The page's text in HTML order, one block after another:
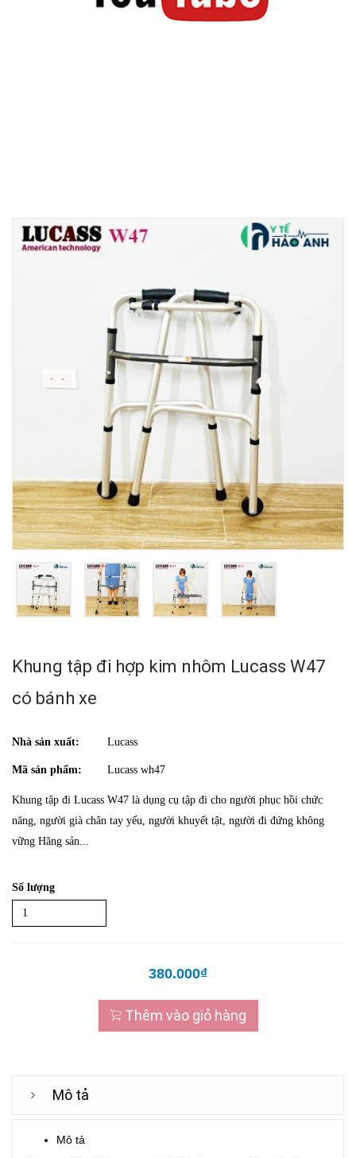
Khung tập đi hợp kim nhôm Lucass W47
có bánh xe
Nhà sản xuất: Lucass
Mã sản phẩm: Lucass wh47
Khung tập đi Lucass W47 là dụng cụ tập đi cho người phục hồi chức
năng, người già chân tay yếu, người khuyết tật, người đi đứng không
vững Hãng sản...
Số lượng
380.000₫
Thêm vào giỏ hàng
Mô tả
Mô tả